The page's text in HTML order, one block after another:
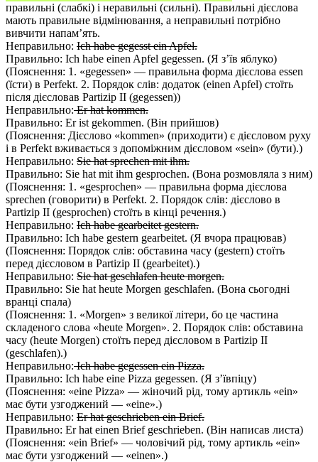
правильні (слабкі) і неравильні (сильні). Правильні дієслова
мають правильне відмінювання, а неправильні потрібно
вивчити напам’ять.
Неправильно: Ich habe gegesst ein Apfel.
Правильно: Ich habe einen Apfel gegessen. (Я з’їв яблуко)
(Пояснення: 1. «gegessen» — правильна форма дієслова essen
(їсти) в Perfekt. 2. Порядок слів: додаток (einen Apfel) стоїть
після дієсловав Partizip II (gegessen))
Неправильно:Er hat kommen.
Правильно: Er ist gekommen. (Він прийшов)
(Пояснення: Дієслово «kommen» (приходити) є дієсловом руху
і в Perfekt вживається з допоміжним дієсловом «sein» (бути).)
Неправильно: Sie hat sprechen mit ihm.
Правильно: Sie hat mit ihm gesprochen. (Вона розмовляла з ним)
(Пояснення: 1. «gesprochen» — правильна форма дієслова
sprechen (говорити) в Perfekt. 2. Порядок слів: дієслово в
Partizip II (gesprochen) стоїть в кінці речення.)
Неправильно: Ich habe gearbeitet gestern.
Правильно: Ich habe gestern gearbeitet. (Я вчора працював)
(Пояснення: Порядок слів: обставина часу (gestern) стоїть
перед дієсловом в Partizip II (gearbeitet).)
Неправильно: Sie hat geschlafen heute morgen.
Правильно: Sie hat heute Morgen geschlafen. (Вона сьогодні
вранці спала)
(Пояснення: 1. «Morgen» з великої літери, бо це частина
складеного слова «heute Morgen». 2. Порядок слів: обставина
часу (heute Morgen) стоїть перед дієсловом в Partizip II
(geschlafen).)
Неправильно:Ich habe gegessen ein Pizza.
Правильно: Ich habe eine Pizza gegessen. (Я з’ївпіцу)
(Пояснення: «eine Pizza» — жіночий рід, тому артикль «ein»
має бути узгоджений — «eine».)
Неправильно: Er hat geschrieben ein Brief.
Правильно: Er hat einen Brief geschrieben. (Він написав листа)
(Пояснення: «ein Brief» — чоловічий рід, тому артикль «ein»
має бути узгоджений — «einen».)